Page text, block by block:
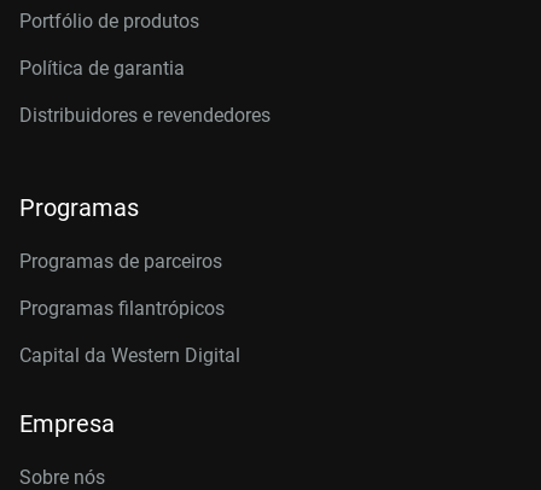
Portfólio de produtos
Política de garantia
Distribuidores e revendedores
Programas
Programas de parceiros
Programas filantrópicos
Capital da Western Digital
Empresa
Sobre nós